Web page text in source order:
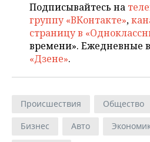
Подписывайтесь на
группу «ВКонтакте»,
страницу в
времени». Ежедневные
«Дзене».
Происшествия Общество
Бизнес
Авто